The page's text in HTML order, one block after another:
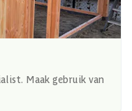
Maak gebruik van